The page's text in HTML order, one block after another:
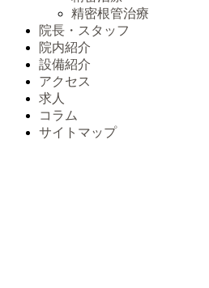
精密根管治療
院長・スタッフ
院内紹介
設備紹介
アクセス
求人
コラム
サイトマップ